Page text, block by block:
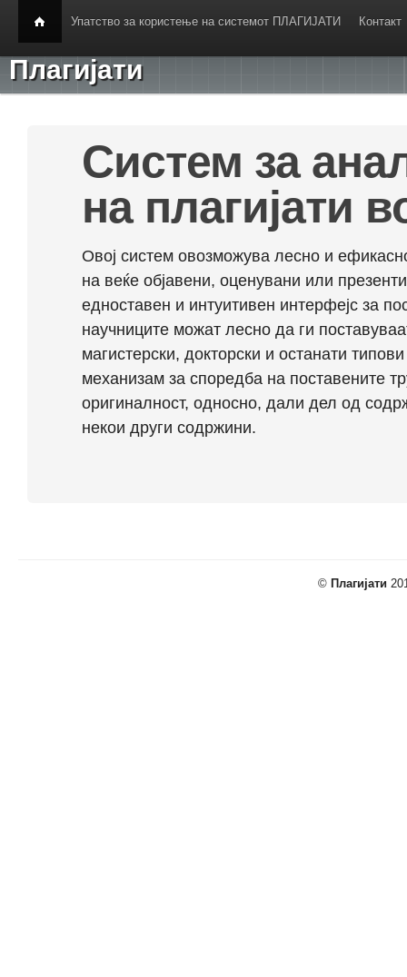
Упатство за користење на системот ПЛАГИЈАТИ Контакт
Плагијати
Систем за
на плагијати
Овој систем овозможува лесно и
на веќе објавени, оценувани или
едноставен и интуитивен интерфејс за
научниците можат лесно да ги
магистерски, докторски и останати
механизам за споредба на поставените
оригиналност, односно, дали дел од
некои други содржини.
© Плагијати